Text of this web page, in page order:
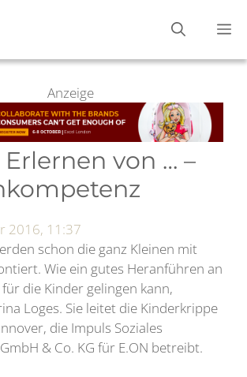
Anzeige
von … –
2016, 11:37
schon die ganz Kleinen mit
Wie ein gutes Heranführen an
die Kinder gelingen kann,
Loges. Sie leitet die Kinderkrippe
die Impuls Soziales
& Co. KG für E.ON betreibt.